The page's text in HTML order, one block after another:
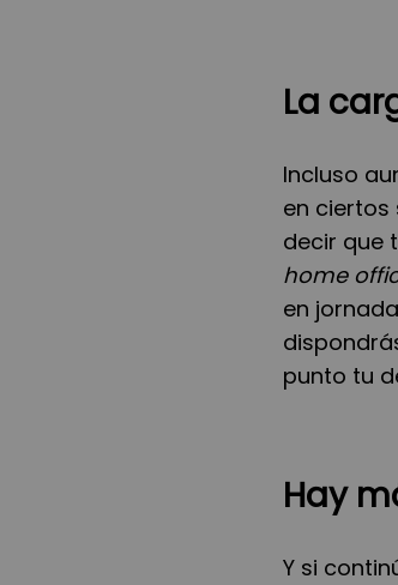
La
Incluso
en ciertos
decir que
home
en
punto tu
Hay
Y si